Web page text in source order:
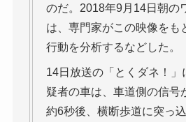
のだ。2018年9月14日朝の
は、専門家がこの映像をも
行動を分析するなどした。
14日放送の「とくダネ！」
疑者の車は、車道側の信号
約6秒後、横断歩道に突っ込